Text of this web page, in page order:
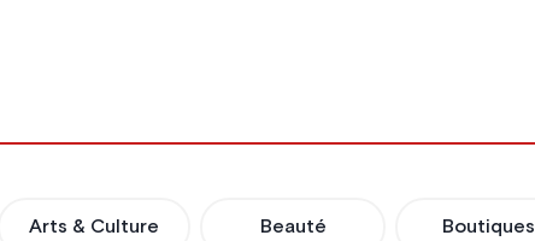
Arts & Culture Beauté Boutiques